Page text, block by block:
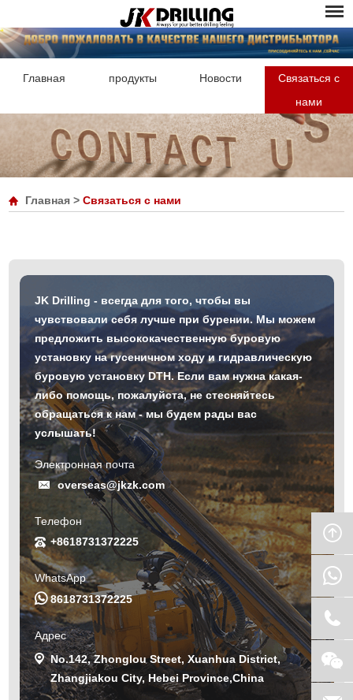
Главная продукты Новости
Связаться с
нами
Главная >Связаться с нами
JK Drilling - всегда для того, чтобы вы
чувствовали себя лучше при бурении. Мы можем
предложить высококачественную буровую
установку на гусеничном ходу и гидравлическую
буровую установку DTH. Если вам нужна какая-
либо помощь, пожалуйста, не стесняйтесь
обращаться к нам - мы будем рады вас
услышать!
Электронная почта
overseas@jkzk.com
Телефон
+8618731372225
WhatsApp
8618731372225
Адрес
No.142, Zhonglou Street, Xuanhua District,
Zhangjiakou City, Hebei Province,China